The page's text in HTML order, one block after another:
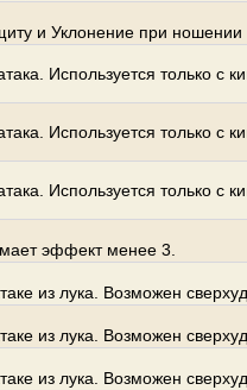
и Уклонение при ношении
Используется только с
Используется только с
Используется только с
эффект менее 3.
из лука. Возможен
из лука. Возможен
из лука. Возможен